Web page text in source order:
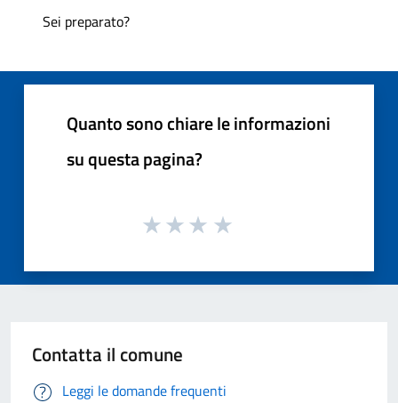
Sei preparato?
Quanto sono chiare le informazioni
su questa pagina?
Contatta il comune
Leggi le domande frequenti